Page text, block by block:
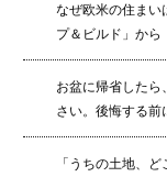
なぜ欧米の住まい
プ＆ビルド」か
お盆に帰省した
さい。後悔する前
「うちの土地、